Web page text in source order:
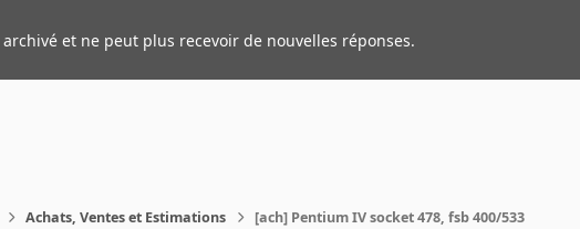
et ne peut plus recevoir de nouvelles réponses.
Achats, Ventes et Estimations [ach] Pentium IV socket 478, fsb 400/533